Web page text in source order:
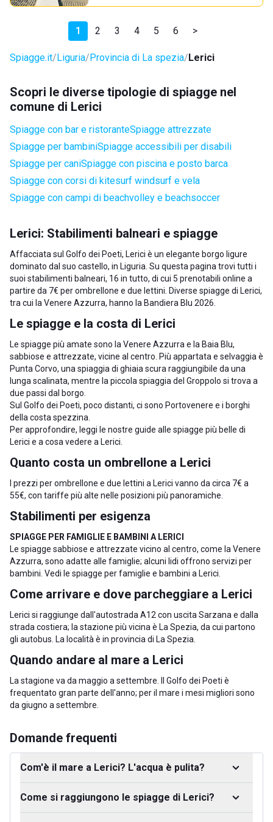
1 2 3 4 5 6 >
Spiagge.it Liguria Provincia di La spezia Lerici
Scopri le diverse tipologie di spiagge nel
comune di Lerici
Spiagge con bar e ristoranteSpiagge attrezzate
Spiagge per bambiniSpiagge accessibili per disabili
Spiagge per caniSpiagge con piscina e posto barca
Spiagge con corsi di kitesurf windsurf e vela
Spiagge con campi di beachvolley e beachsoccer
Lerici: Stabilimenti balneari e spiagge
Affacciata sul Golfo dei Poeti, Lerici è un elegante borgo ligure
dominato dal suo castello, in Liguria. Su questa pagina trovi tutti i
suoi stabilimenti balneari, 16 in tutto, di cui 5 prenotabili online a
partire da 7€ per ombrellone e due lettini. Diverse spiagge di Lerici,
tra cui la Venere Azzurra, hanno la Bandiera Blu 2026.
Le spiagge e la costa di Lerici
Le spiagge più amate sono la Venere Azzurra e la Baia Blu,
sabbiose e attrezzate, vicine al centro. Più appartata e selvaggia è
Punta Corvo, una spiaggia di ghiaia scura raggiungibile da una
lunga scalinata, mentre la piccola spiaggia del Groppolo si trova a
due passi dal borgo.
Sul Golfo dei Poeti, poco distanti, ci sono Portovenere e i borghi
della costa spezzina.
Per approfondire, leggi le nostre guide alle spiagge più belle di
Lerici e a cosa vedere a Lerici
Quanto costa un ombrellone a Lerici
I prezzi per ombrellone e due lettini a Lerici vanno da circa 7€ a
55€, con tariffe più alte nelle posizioni più panoramiche.
Stabilimenti per esigenza
SPIAGGE PER FAMIGLIE E BAMBINI A LERICI
Le spiagge sabbiose e attrezzate vicino al centro, come la Venere
Azzurra, sono adatte alle famiglie; alcuni lidi offrono servizi per
bambini. Vedi le spiagge per famiglie e bambini a Lerici
Come arrivare e dove parcheggiare a Lerici
Lerici si raggiunge dall'autostrada A12 con uscita Sarzana e dalla
strada costiera; la stazione più vicina è La Spezia, da cui partono
gli autobus. La località è in provincia di La Spezia
Quando andare al mare a Lerici
La stagione va da maggio a settembre. Il Golfo dei Poeti è
frequentato gran parte dell'anno; per il mare i mesi migliori sono
da giugno a settembre.
Domande frequenti
Com'è il mare a Lerici? L'acqua è pulita?
Come si raggiungono le spiagge di Lerici?